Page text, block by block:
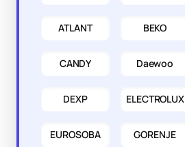
ATLANT BEKO
CANDY Daewoo
DEXP ELECTROLUX
EUROSOBA GORENJE